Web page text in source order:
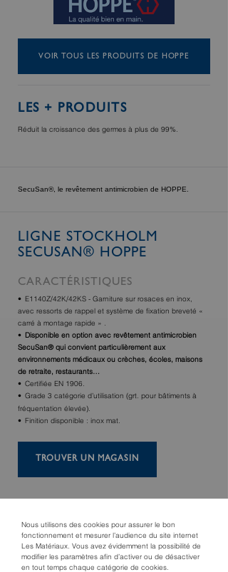
Nous utilisons des cookies pour assurer le bon
fonctionnement et mesurer l’audience du site internet
Les Matériaux. Vous avez évidemment la possibilité de
modifier les paramètres afin d’activer ou de désactiver
en tout temps chaque catégorie de cookies.
VOIR TOUS LES PRODUITS DE HOPPE
LES + PRODUITS
Réduit la croissance des germes à plus de 99%.
SecuSan®, le revêtement antimicrobien de HOPPE.
LIGNE STOCKHOLM
SECUSAN® HOPPE
CARACTÉRISTIQUES
E1140Z/42K/42KS - Garniture sur rosaces en inox,
avec ressorts de rappel et système de fixation breveté «
carré à montage rapide » .
Disponible en option avec revêtement antimicrobien
SecuSan® qui convient particulièrement aux
environnements médicaux ou crèches, écoles, maisons
de retraite, restaurants…
Certifiée EN 1906.
Grade 3 catégorie d’utilisation (grt. pour bâtiments à
fréquentation élevée).
Finition disponible : inox mat.
TROUVER UN MAGASIN